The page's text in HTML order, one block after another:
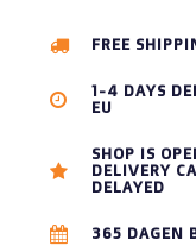
FREE
1-4 DAYS
EU
SHOP IS
DELIVERY
DELAYED
365 DAGEN